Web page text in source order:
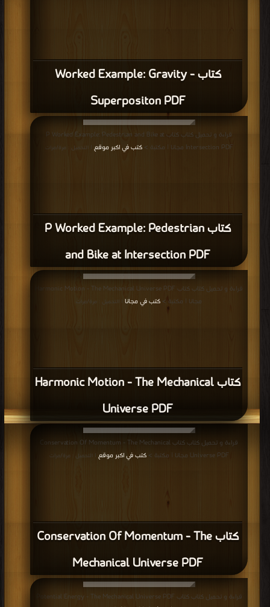
كتاب Worked Example: Gravity -
Superpositon PDF
كتاب P Worked Example: Pedestrian
and Bike at Intersection PDF
قراءة و تحميل كتاب كتاب P Worked Example: Pedestrian and Bike at
Intersection PDF مجانا | مكتبة >
كتب في اكبر موقع | التحميل : مرة/مرات
كتاب Harmonic Motion - The Mechanical
Universe PDF
قراءة و تحميل كتاب كتاب Harmonic Motion - The Mechanical Universe PDF
مجانا | مكتبة > كتب في مجانا | التحميل : مرة/مرات
كتاب Conservation Of Momentum - The
Mechanical Universe PDF
قراءة و تحميل كتاب كتاب Conservation Of Momentum - The Mechanical
Universe PDF مجانا | مكتبة >
كتب في اكبر موقع | التحميل : مرة/مرات
قراءة و تحميل كتاب كتاب Potential Energy - The Mechanical Universe PDF